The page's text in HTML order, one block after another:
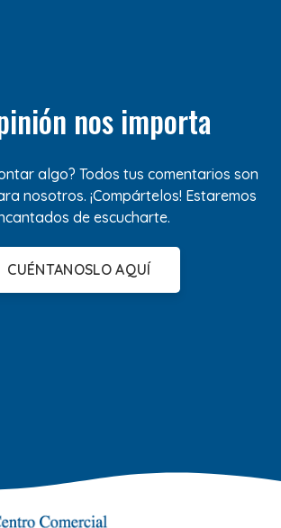
nos importa
algo? Todos tus comentarios son
nosotros. ¡Compártelos! Estaremos
de escucharte.
CUÉNTANOSLO AQUÍ